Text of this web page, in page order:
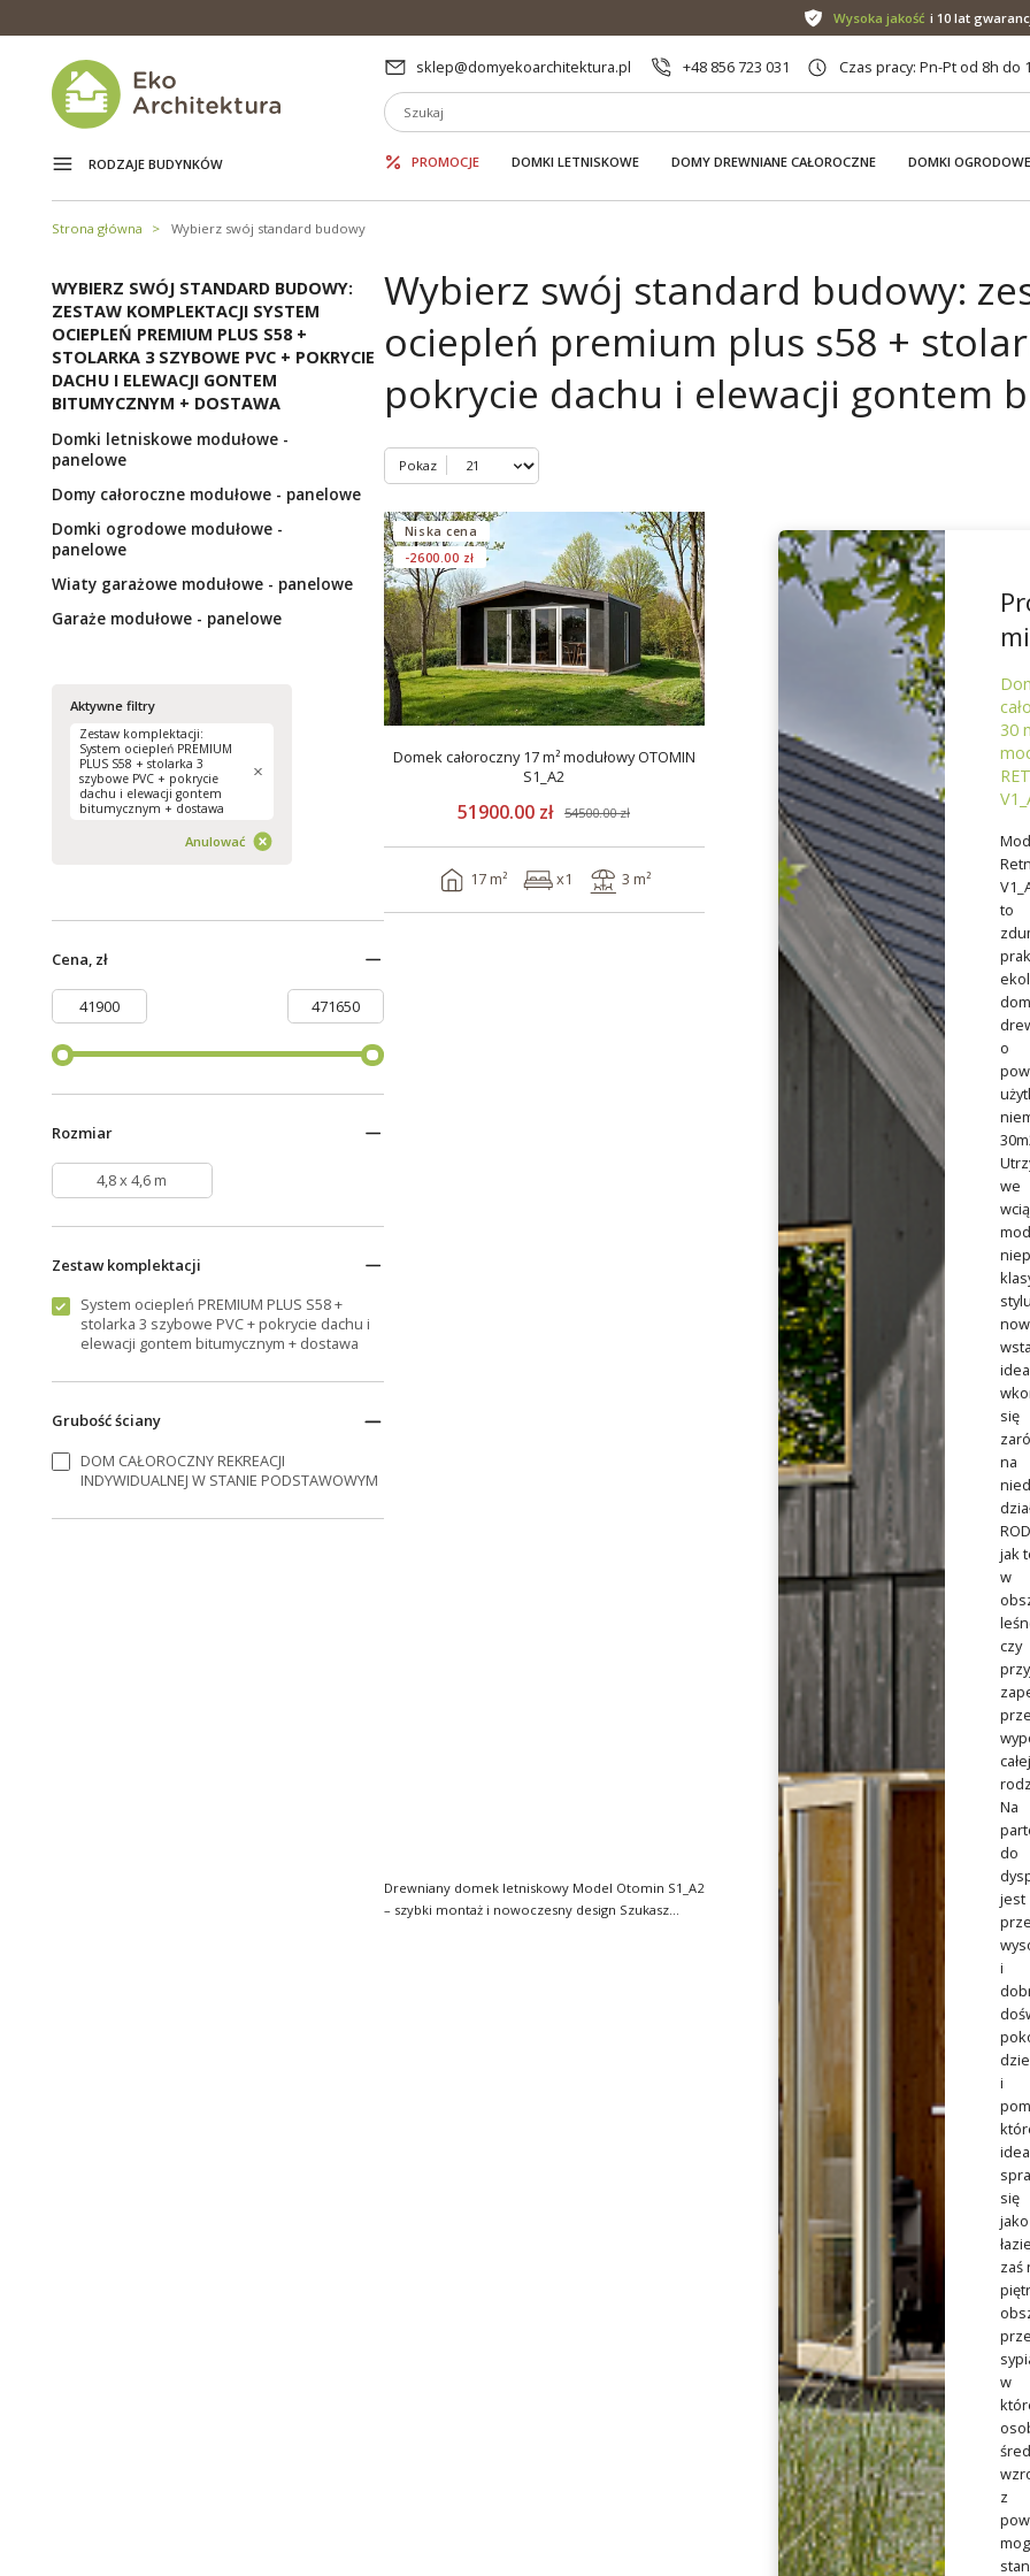
Wysoka jakość i 10 lat
sklep@domyekoarchitektura.pl +48 856 723 031 Czas pracy: Pn-Pt od 8h do
RODZAJE BUDYNKÓW PROMOCJE DOMKI LETNISKOWE DOMY DREWNIANE CAŁOROCZNE DOMKI OGRODOWE
Strona główna Wybierz swój standard budowy
WYBIERZ SWÓJ STANDARD BUDOWY:
ZESTAW KOMPLEKTACJI SYSTEM
OCIEPLEŃ PREMIUM PLUS S58 +
STOLARKA 3 SZYBOWE PVC + POKRYCIE
DACHU I ELEWACJI GONTEM
BITUMYCZNYM + DOSTAWA
Domki letniskowe modułowe -
panelowe
Domy całoroczne modułowe - panelowe
Domki ogrodowe modułowe -
panelowe
Wiaty garażowe modułowe - panelowe
Garaże modułowe - panelowe
Aktywne filtry
Zestaw komplektacji:
System ociepleń PREMIUM
PLUS S58 + stolarka 3
szybowe PVC + pokrycie
dachu i elewacji gontem
bitumycznym + dostawa
Anulować
Cena, zł
Rozmiar
4,8 x 4,6 m
Zestaw komplektacji
System ociepleń PREMIUM PLUS S58 +
stolarka 3 szybowe PVC + pokrycie dachu i
elewacji gontem bitumycznym + dostawa
Grubość ściany
DOM CAŁOROCZNY REKREACJI
INDYWIDUALNEJ W STANIE PODSTAWOWYM
Wybierz swój standard budowy:
ociepleń premium plus s58 +
pokrycie dachu i elewacji gontem
Pokaz
Niska cena
-2600.00 zł
Domek całoroczny 17 m² modułowy OTOMIN
S1_A2
51900.00 zł 54500.00 zł
17 m² x1 3 m²
Drewniany domek letniskowy Model Otomin S1_A2
– szybki montaż i nowoczesny design Szukasz
30
to
o
we
się
na
ROD,
jak
w
czy
całej
Na
do
jest
i
i
się
jako
zaś
w
z